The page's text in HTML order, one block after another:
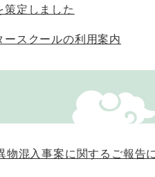
策定しました
スクールの利用案内
混入事案に関するご報告